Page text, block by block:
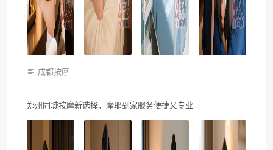
成都按摩
郑州同城按摩新选择，摩耶到家服务便捷又专业